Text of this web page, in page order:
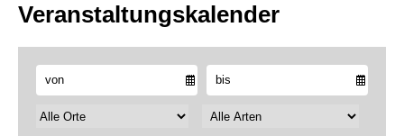
Veranstaltungskalender